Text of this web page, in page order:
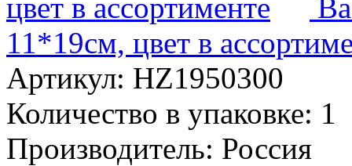
11*19см, цвет в
Артикул: HZ1950300
Количество в упаковке: 1
Производитель: Россия